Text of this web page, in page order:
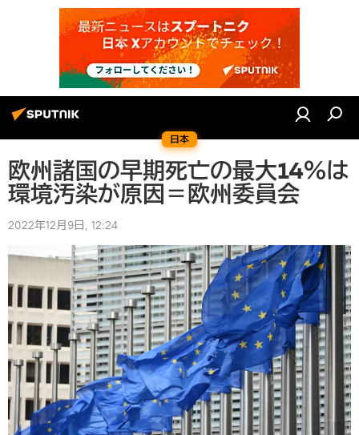
日本
欧州諸国の早期死亡の最大14％は
環境汚染が原因＝欧州委員会
2022年12月9日, 12:24